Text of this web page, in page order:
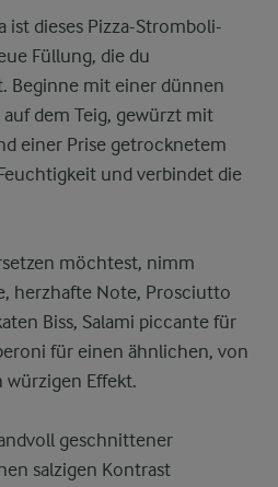
ist dieses Pizza-Stromboli-
Füllung, die du
Beginne mit einer dünnen
dem Teig, gewürzt mit
einer Prise getrocknetem
und verbindet die
möchtest, nimm
herzhafte Note, Prosciutto
Biss, Salami piccante für
für einen ähnlichen, von
würzigen Effekt.
geschnittener
salzigen Kontrast